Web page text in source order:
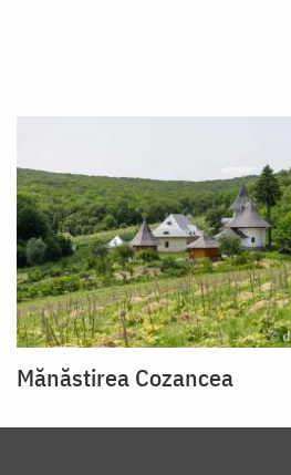
Mănăstirea Cozancea